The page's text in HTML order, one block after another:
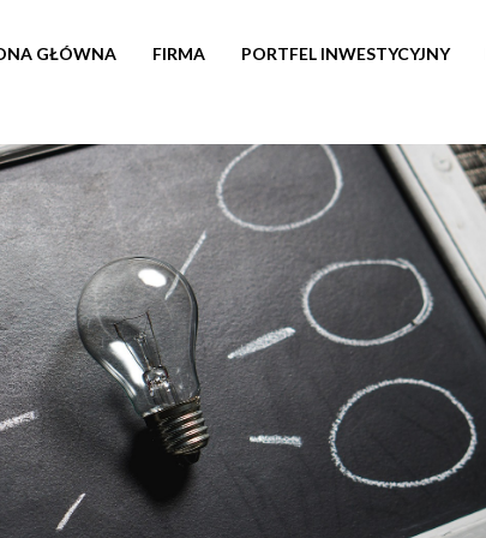
GŁÓWNA FIRMA PORTFEL INWESTYCYJNY